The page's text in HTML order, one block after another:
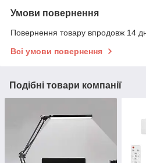
Умови повернення
Повернення товару впродовж 14
Всі умови повернення
Подібні товари компанії